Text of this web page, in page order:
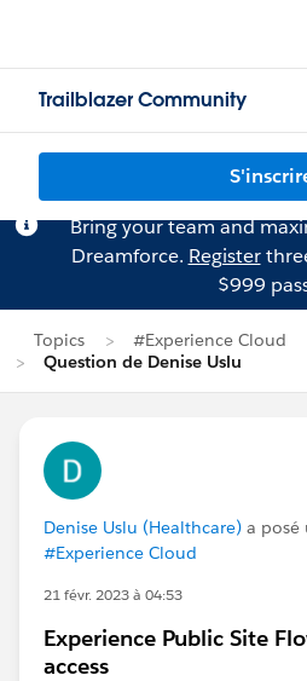
Trailblazer Community
Bring your team and
Dreamforce. Register
$999
Topics
#Experience Cloud
Question de Denise Uslu
Denise Uslu (Healthcare) a posé
#Experience Cloud
21 févr. 2023 à 04:53
Experience Public Site
access